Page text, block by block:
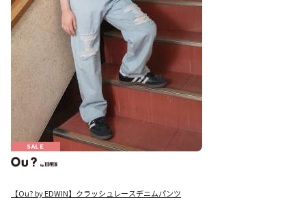
SALE
【Ou? by EDWIN】クラッシュレースデニムパンツ